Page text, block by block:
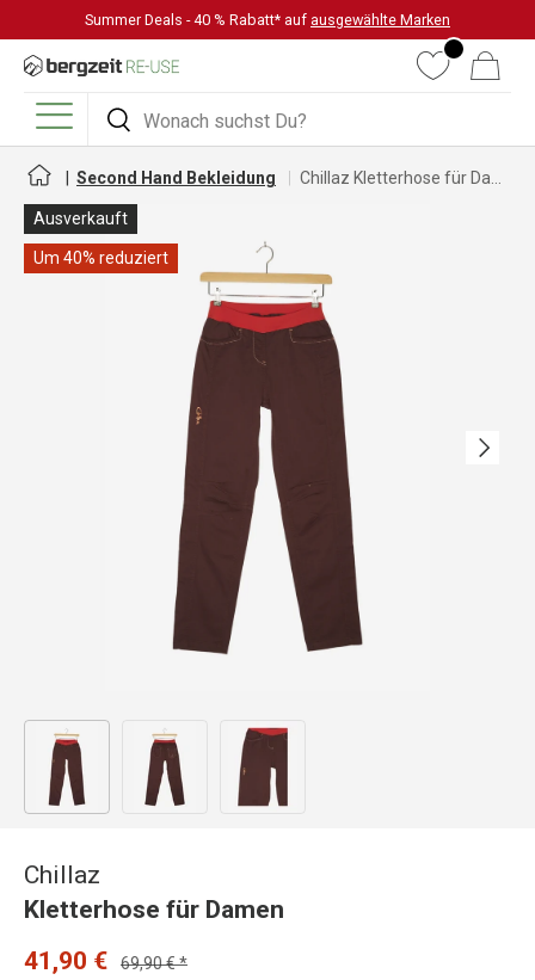
DIREKT ZUM INHALT
Summer Deals - 40 % Rabatt* auf ausgewählte Marken
Suchen
Suchen
WunschlisteWarenkorb
Menü
Second Hand Bekleidung
Ausverkauft
Um 40% reduziert
Nächste
Bild 1 in Galerieansicht laden
Chillaz
Kletterhose für Damen
41,90 €
69,90 € *